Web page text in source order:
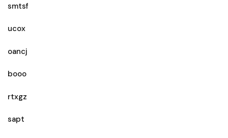
smtsf
ucox
oancj
booo
rtxgz
sapt